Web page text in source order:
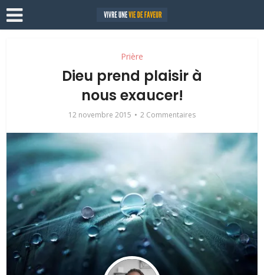
Prière
Dieu prend plaisir à
nous exaucer!
12 novembre 2015 2 Commentaires